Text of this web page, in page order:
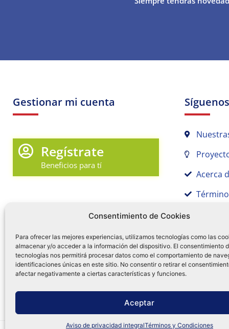
Consentimiento de Cookies
Para ofrecer las mejores experiencias, utilizamos tecnologías como las
almacenar y/o acceder a la información del dispositivo. El consentimiento
tecnologías nos permitirá procesar datos como el comportamiento de
identificaciones únicas en este sitio. No consentir o retirar el
afectar negativamente a ciertas características y funciones.
Aceptar
Aviso de privacidad integralTérminos y Condiciones
Gestionar mi cuenta
Regístrate
Beneficios para tí
Mi Cuenta en Tamex
Mis Favoritos
Síguenos
Acerca
Aviso
55